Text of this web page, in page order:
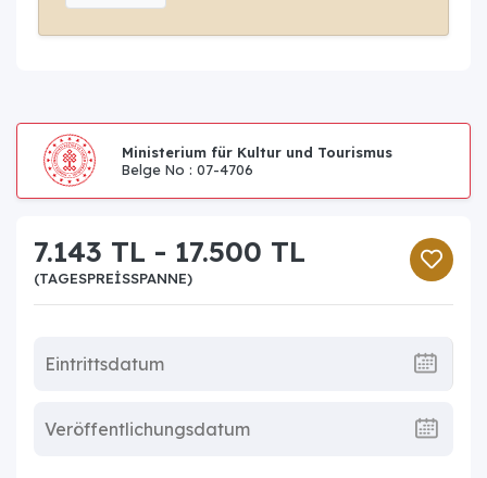
Ministerium für Kultur und Tourismus
Belge No : 07-4706
7.143 TL - 17.500 TL
(TAGESPREISSPANNE)